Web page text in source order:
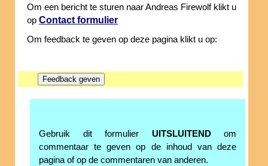
Om een bericht te sturen naar Andreas Firewolf klikt u
op Contact formulier
Om feedback te geven op deze pagina klikt u op:
Gebruik dit formulier UITSLUITENDom
commentaar te geven op de inhoud van deze
pagina of op de commentaren van anderen.